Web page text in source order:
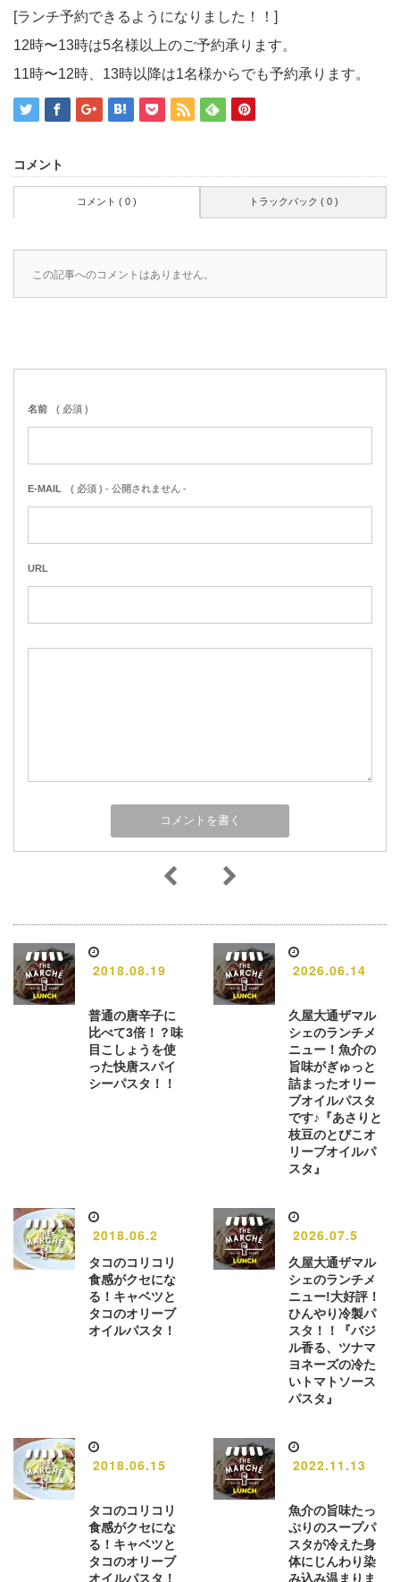
[ランチ予約できるようになりました！！]
12時〜13時は5名様以上のご予約承ります。
11時〜12時、13時以降は1名様からでも予約承ります。
コメント
コメント ( 0 ) トラックバック ( 0 )
この記事へのコメントはありません。
名前 ( 必須 )
E-MAIL ( 必須 ) - 公開されません -
URL
2018.08.19
普通の唐辛子に
比べて3倍！？味
目こしょうを使
った快唐スパイ
シーパスタ！！
2026.06.14
久屋大通ザマル
シェのランチメ
ニュー！魚介の
旨味がぎゅっと
詰まったオリー
ブオイルパスタ
です♪『あさりと
枝豆のとびこオ
リーブオイルパ
スタ』
2018.06.2
タコのコリコリ
食感がクセにな
る！キャベツと
タコのオリーブ
オイルパスタ！
2026.07.5
久屋大通ザマル
シェのランチメ
ニュー!大好評！
ひんやり冷製パ
スタ！！『バジ
ル香る、ツナマ
ヨネーズの冷た
いトマトソース
パスタ』
2018.06.15
タコのコリコリ
食感がクセにな
る！キャベツと
タコのオリーブ
オイルパスタ！
2022.11.13
魚介の旨味たっ
ぷりのスープパ
スタが冷えた身
体にじんわり染
み込み温まりま